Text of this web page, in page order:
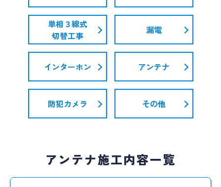
単相３線式
切替工事
漏電
インターホン アンテナ
防犯カメラ その他
アンテナ施工内容一覧